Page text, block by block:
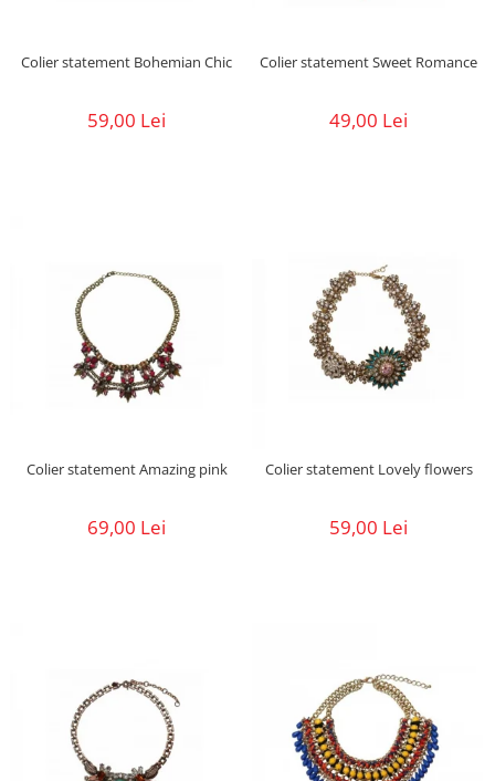
Colier statement Bohemian Chic
59,00 Lei
Colier statement Sweet Romance
49,00 Lei
Colier statement Amazing pink
69,00 Lei
Colier statement Lovely flowers
59,00 Lei